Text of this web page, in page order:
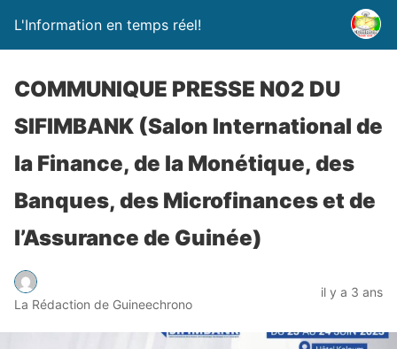
L'Information en temps réel!
COMMUNIQUE PRESSE N02 DU
SIFIMBANK (Salon International de
la Finance, de la Monétique, des
Banques, des Microfinances et de
l’Assurance de Guinée)
La Rédaction de Guineechrono
il y a 3 ans